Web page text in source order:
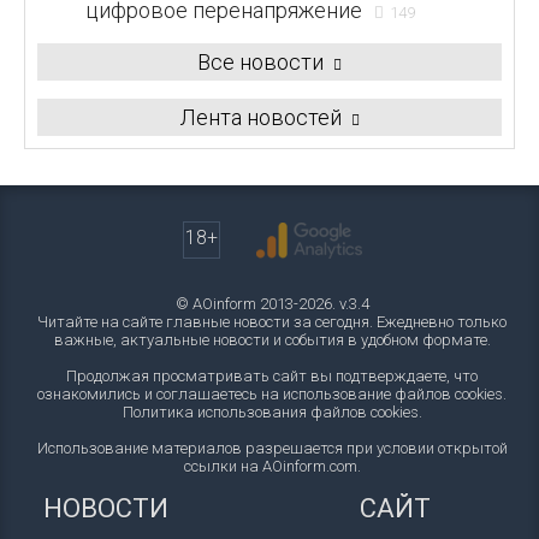
цифровое перенапряжение 149
Все новости
Лента новостей
18+
© AOinform 2013-2026. v.3.4
Читайте на сайте главные новости за сегодня. Ежедневно только
важные, актуальные новости и события в удобном формате.
Продолжая просматривать сайт вы подтверждаете, что
ознакомились и соглашаетесь на использование файлов cookies.
Политика использования файлов cookies.
Использование материалов разрешается при условии открытой
ссылки на AOinform.com.
НОВОСТИ САЙТ